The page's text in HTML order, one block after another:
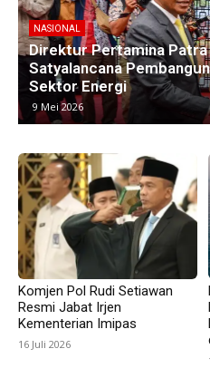
NASIONAL
Kawasan Industri di
Subang Jadi Harapan
8 Mei 2026
Komjen Pol Rudi Setiawan
Resmi Jabat Irjen
Kementerian Imipas
16 Juli 2026